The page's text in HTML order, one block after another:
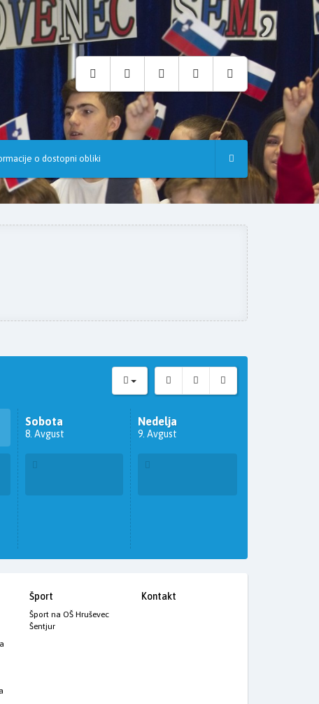
o dostopni obliki
Sobota
8. Avgust
Nedelja
9. Avgust
Šport
Šport na OŠ Hruševec
Šentjur
Kontakt